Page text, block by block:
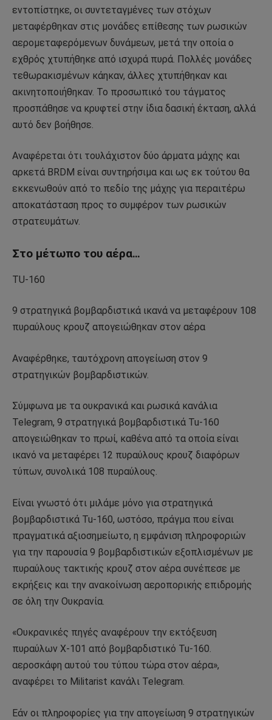
εντοπίστηκε, οι συντεταγμένες των στόχων
μεταφέρθηκαν στις μονάδες επίθεσης των ρωσικών
αερομεταφερόμενων δυνάμεων, μετά την οποία ο
εχθρός χτυπήθηκε από ισχυρά πυρά. Πολλές μονάδες
τεθωρακισμένων κάηκαν, άλλες χτυπήθηκαν και
ακινητοποιήθηκαν. Το προσωπικό του τάγματος
προσπάθησε να κρυφτεί στην ίδια δασική έκταση, αλλά
αυτό δεν βοήθησε.
Αναφέρεται ότι τουλάχιστον δύο άρματα μάχης και
αρκετά BRDM είναι συντηρήσιμα και ως εκ τούτου θα
εκκενωθούν από το πεδίο της μάχης για περαιτέρω
αποκατάσταση προς το συμφέρον των ρωσικών
στρατευμάτων.
Στο μέτωπο του αέρα…
TU-160
9 στρατηγικά βομβαρδιστικά ικανά να μεταφέρουν 108
πυραύλους κρουζ απογειώθηκαν στον αέρα
Αναφέρθηκε, ταυτόχρονη απογείωση στον 9
στρατηγικών βομβαρδιστικών.
Σύμφωνα με τα ουκρανικά και ρωσικά κανάλια
Telegram, 9 στρατηγικά βομβαρδιστικά Tu-160
απογειώθηκαν το πρωί, καθένα από τα οποία είναι
ικανό να μεταφέρει 12 πυραύλους κρουζ διαφόρων
τύπων, συνολικά 108 πυραύλους.
Είναι γνωστό ότι μιλάμε μόνο για στρατηγικά
βομβαρδιστικά Tu-160, ωστόσο, πράγμα που είναι
πραγματικά αξιοσημείωτο, η εμφάνιση πληροφοριών
για την παρουσία 9 βομβαρδιστικών εξοπλισμένων με
πυραύλους τακτικής κρουζ στον αέρα συνέπεσε με
εκρήξεις και την ανακοίνωση αεροπορικής επιδρομής
σε όλη την Ουκρανία.
«Ουκρανικές πηγές αναφέρουν την εκτόξευση
πυραύλων X-101 από βομβαρδιστικό Tu-160.
αεροσκάφη αυτού του τύπου τώρα στον αέρα»,
αναφέρει το Militarist κανάλι Telegram.
Εάν οι πληροφορίες για την απογείωση 9 στρατηγικών